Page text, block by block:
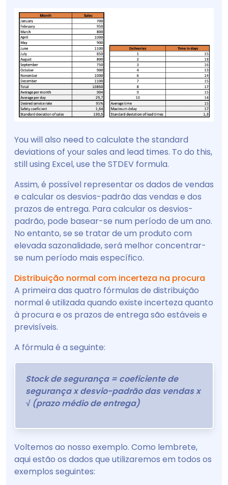
You will also need to calculate the standard
deviations of your sales and lead times. To do this,
still using Excel, use the STDEV formula.
Assim, é possível representar os dados de vendas
e calcular os desvios-padrão das vendas e dos
prazos de entrega. Para calcular os desvios-
padrão, pode basear-se num período de um ano.
No entanto, se se tratar de um produto com
elevada sazonalidade, será melhor concentrar-
se num período mais específico.
Distribuição normal com incerteza na procura
A primeira das quatro fórmulas de distribuição
normal é utilizada quando existe incerteza quanto
à procura e os prazos de entrega são estáveis e
previsíveis.
A fórmula é a seguinte:
Stock de segurança = coeficiente de
segurança x desvio-padrão das vendas x
√ (prazo médio de entrega)
Voltemos ao nosso exemplo. Como lembrete,
aqui estão os dados que utilizaremos em todos os
exemplos seguintes: